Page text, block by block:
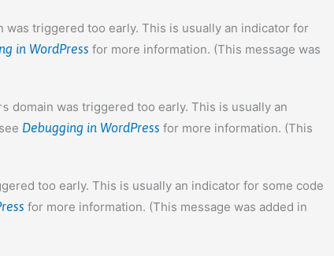
was triggered too early. This is usually an indicator for
in WordPress for more information. (This message was
domain was triggered too early. This is usually an
Debugging in WordPress for more information. (This
too early. This is usually an indicator for some code
for more information. (This message was added in